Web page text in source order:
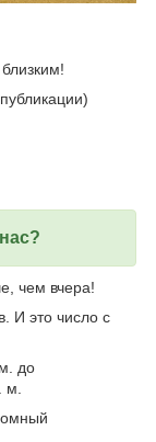
чем вчера!
И это число с
до
м.